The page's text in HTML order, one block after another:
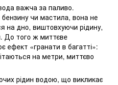
важча за паливо.
чи мастила, вона не
на дно, виштовхуючи рідину,
До того ж миттєве
ефект «гранати в багатті»:
на метри, миттєво